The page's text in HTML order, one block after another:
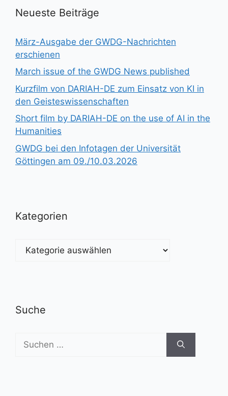
Neueste Beiträge
März-Ausgabe der GWDG-Nachrichten
erschienen
March issue of the GWDG News published
Kurzfilm von DARIAH-DE zum Einsatz von KI in
den Geisteswissenschaften
Short film by DARIAH-DE on the use of AI in the
Humanities
GWDG bei den Infotagen der Universität
Göttingen am 09./10.03.2026
Kategorien
Kategorien
Suche
nach: